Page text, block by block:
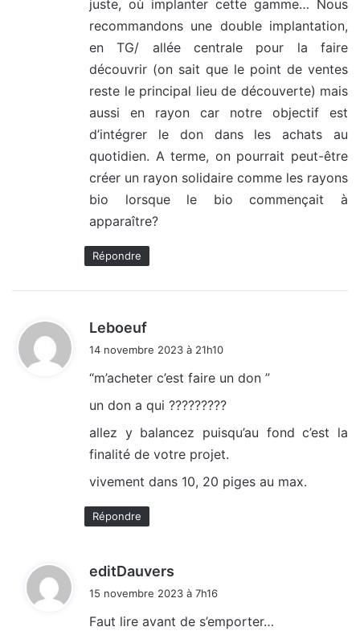
juste, où implanter cette gamme… Nous
recommandons une double implantation,
en TG/ allée centrale pour la faire
découvrir (on sait que le point de ventes
reste le principal lieu de découverte) mais
aussi en rayon car notre objectif est
d’intégrer le don dans les achats au
quotidien. A terme, on pourrait peut-être
créer un rayon solidaire comme les rayons
bio lorsque le bio commençait à
apparaître?
Répondre
Leboeuf
14 novembre 2023 à 21h10
“m’acheter c’est faire un don ”
un don a qui ?????????
allez y balancez puisqu’au fond c’est la
finalité de votre projet.
vivement dans 10, 20 piges au max.
Répondre
editDauvers
15 novembre 2023 à 7h16
Faut lire avant de s’emporter…